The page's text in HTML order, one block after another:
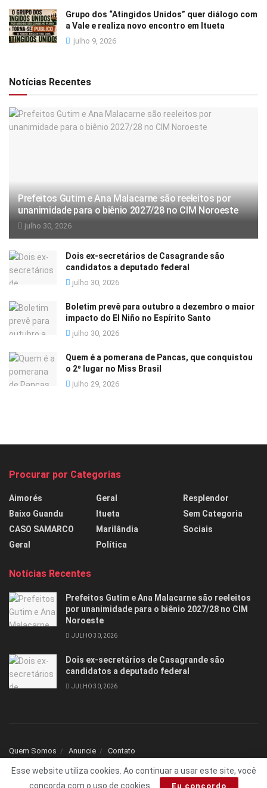
Grupo dos “Atingidos Unidos” quer diálogo com
a Vale e realiza novo encontro em Itueta
julho 9, 2026
Notícias Recentes
Prefeitos Gutim e Ana Malacarne são reeleitos por
unanimidade para o biênio 2027/28 no CIM Noroeste
julho 30, 2026
Dois ex-secretários de Casagrande são
candidatos a deputado federal
julho 30, 2026
Boletim prevê para outubro a dezembro o maior
impacto do El Niño no Espírito Santo
julho 30, 2026
Quem é a pomerana de Pancas, que conquistou
o 2º lugar no Miss Brasil
julho 29, 2026
Procurar por Categorias
Aimorés
Baixo Guandu
CASO SAMARCO
Geral
Geral
Itueta
Marilândia
Política
Resplendor
Sem Categoria
Sociais
Notícias Recentes
Prefeitos Gutim e Ana Malacarne são reeleitos
por unanimidade para o biênio 2027/28 no CIM
Noroeste
JULHO 30, 2026
Dois ex-secretários de Casagrande são
candidatos a deputado federal
JULHO 30, 2026
Quem Somos Anuncie Contato
© 2025 Todos os direitos reservados Folha1 - Desenvolvido por dNNr Dev
Esse website utiliza cookies. Ao continuar a usar este site, você
concorda com o uso de cookies.
Eu concordo